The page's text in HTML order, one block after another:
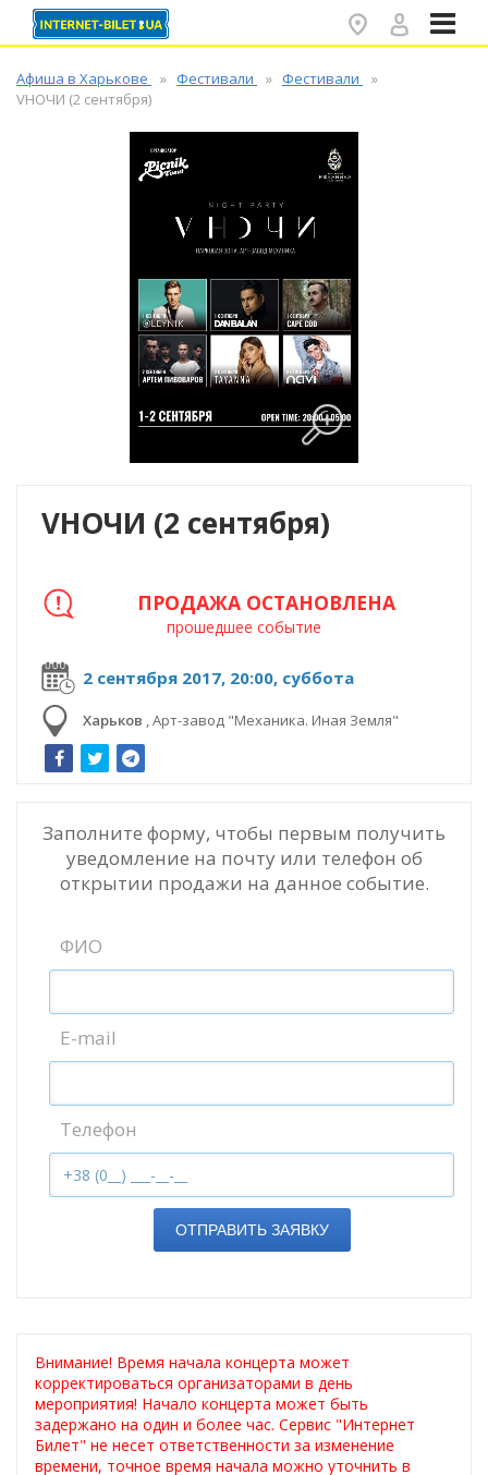
Афиша в Харькове Фестивали
Фестивали
VНОЧИ (2 сентября)
VНОЧИ (2 сентября)
2 сентября 2017, 20:00, суббота
Харьков ,Арт-завод "Механика. Иная Земля"
ПРОДАЖА ОСТАНОВЛЕНА
прошедшее событие
Заполните форму, чтобы первым получить
уведомление на почту или телефон об
открытии продажи на данное событие.
ФИО
E-mail
Телефон
ОТПРАВИТЬ ЗАЯВКУ
Внимание! Время начала концерта может
корректироваться организаторами в день
мероприятия! Начало концерта может быть
задержано на один и более час. Сервис "Интернет
Билет" не несет ответственности за изменение
времени, точное время начала можно уточнить в